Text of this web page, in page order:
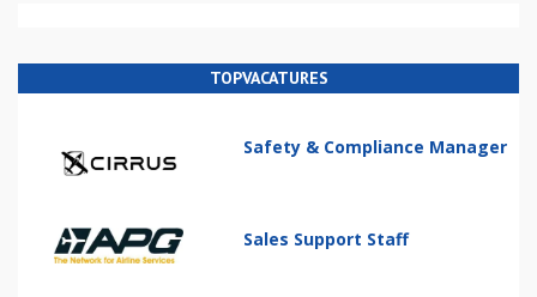
TOPVACATURES
Safety & Compliance Manager
Sales Support Staff